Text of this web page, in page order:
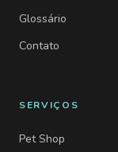
Glossário
Contato
SERVIÇOS
Pet Shop